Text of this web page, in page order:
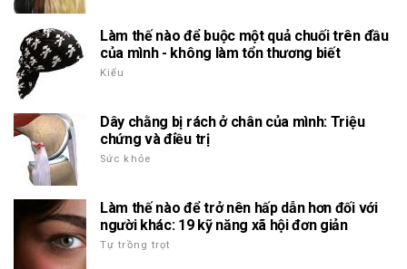
Làm thế nào để buộc một quả chuối trên đầu
của mình - không làm tổn thương biết
Kiểu
Dây chằng bị rách ở chân của mình: Triệu
chứng và điều trị
Sức khỏe
Làm thế nào để trở nên hấp dẫn hơn đối với
người khác: 19 kỹ năng xã hội đơn giản
Tự trồng trọt